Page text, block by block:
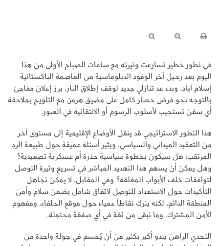
في تطور خطير تسارعت وتيرته مع ساعات الصباح الأولى من هذا
اليوم بعد رحيل آخر الوفود الدبلوماسية من العاصمة الباكستانية
إسلام آباد، وبدء عد تنازلي جديد لوقف إطلاق النار، برز إعلان مفاجئ
بالتوجه نحو فرض حصار كامل على مضيق هرمز، مع التلويح بملاحقة
أي سفن تستجيب لأسلوب الرسوم أو الانتقائية في العبور.
هذا التطور الاستراتيجي قد ينقل الأوضاع الإقليمية إلى مستوى آخر
من التعقيد الميداني والسياسي، ويثير أسئلة عميقة حول طبيعة الرد
المرتقب؛ هل سيكون بخطوة سياسية حذرة أم عسكرية تصعيدية؟
وهل يمكن أن يسهم هذا التهديد المباشر في تسريع وتيرة التوصل
لتوافقات خلف الأبواب المغلقة؟ وفي المقابل، لا يمكن تجاهل
التأكيدات حول الاستعداد للتوصل لاتفاق شامل يضمن سلام وأمن
المنطقة الدائم، لكنه يترك نقاطاً عمياء حول موقع الحلفاء، ومفهوم
الأمن المشترك، وما تبقى من ثقة في أي صفقة محتملة.
التحدي الراهن يبدو أكبر بكثير من أن يُحسم في جولة واحدة من